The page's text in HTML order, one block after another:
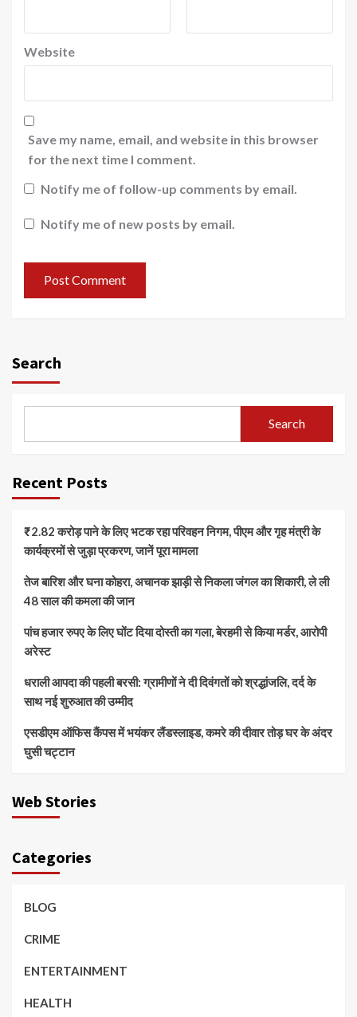
Website
Save my name, email, and website in this browser
for the next time I comment.
Notify me of follow-up comments by email.
Notify me of new posts by email.
Search
Search
Recent Posts
₹2.82 करोड़ पाने के लिए भटक रहा परिवहन निगम, पीएम और गृह मंत्री के
कार्यक्रमों से जुड़ा प्रकरण, जानें पूरा मामला
तेज बारिश और घना कोहरा, अचानक झाड़ी से निकला जंगल का शिकारी, ले ली
48 साल की कमला की जान
पांच हजार रुपए के लिए घोंट दिया दोस्ती का गला, बेरहमी से किया मर्डर, आरोपी
अरेस्ट
धराली आपदा की पहली बरसी: ग्रामीणों ने दी दिवंगतों को श्रद्धांजलि, दर्द के
साथ नई शुरुआत की उम्मीद
एसडीएम ऑफिस कैंपस में भयंकर लैंडस्लाइड, कमरे की दीवार तोड़ घर के अंदर
घुसी चट्टान
Web Stories
Categories
BLOG
CRIME
ENTERTAINMENT
HEALTH